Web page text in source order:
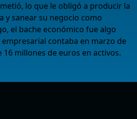
lo que le obligó a producir la
y sanear su negocio como
el bache económico fue algo
contaba en marzo de
16 millones de euros en activos.